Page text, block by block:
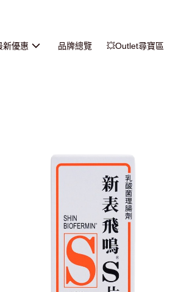
新優惠 品牌總覽 💥Outlet尋寶區